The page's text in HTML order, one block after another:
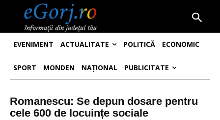
EVENIMENT ACTUALITATE POLITICĂ ECONOMIC
SPORT MONDEN NAȚIONAL PUBLICITATE
Romanescu: Se depun dosare pentru
cele 600 de locuințe sociale